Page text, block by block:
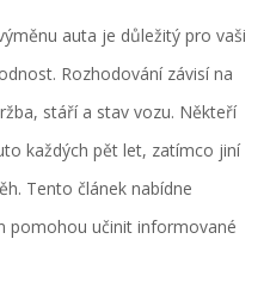
auta je důležitý pro vaši
Rozhodování závisí na
stáří a stav vozu. Někteří
každých pět let, zatímco jiní
Tento článek nabídne
pomohou učinit informované